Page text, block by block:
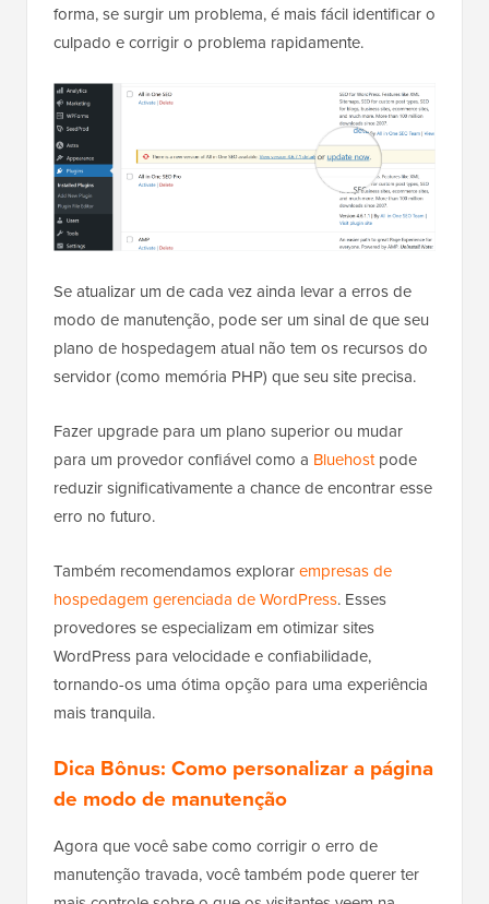
forma, se surgir um problema, é mais fácil identificar o
culpado e corrigir o problema rapidamente.
Se atualizar um de cada vez ainda levar a erros de
modo de manutenção, pode ser um sinal de que seu
plano de hospedagem atual não tem os recursos do
servidor (como memória PHP) que seu site precisa.
Fazer upgrade para um plano superior ou mudar
para um provedor confiável como a Bluehostpode
reduzir significativamente a chance de encontrar esse
erro no futuro.
Também recomendamos explorarempresas de
hospedagem gerenciada de WordPress. Esses
provedores se especializam em otimizar sites
WordPress para velocidade e confiabilidade,
tornando-os uma ótima opção para uma experiência
mais tranquila.
Dica Bônus: Como personalizar a página
de modo de manutenção
Agora que você sabe como corrigir o erro de
manutenção travada, você também pode querer ter